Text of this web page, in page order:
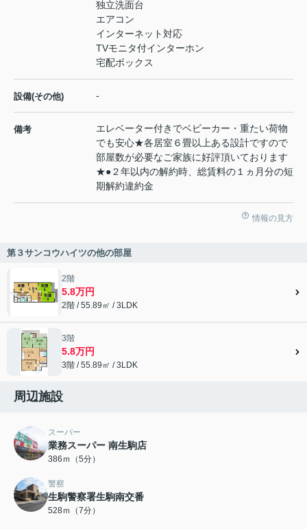
独立洗面台
エアコン
インターネット対応
TVモニタ付インターホン
宅配ボックス
設備(その他) -
備考
エレベーター付きでベビーカー・重たい荷物
でも安心★各居室６畳以上ある設計ですので
部屋数が必要なご家族に好評頂いております
★●２年以内の解約時、総賃料の１ヵ月分の短
期解約違約金
情報の見方
第３サンコウハイツの他の部屋
2階
5.8万円
2階 / 55.89㎡ / 3LDK
3階
5.8万円
3階 / 55.89㎡ / 3LDK
周辺施設
スーパー
業務スーパー 南生駒店
386ｍ（5分）
警察
生駒警察署生駒南交番
528ｍ（7分）